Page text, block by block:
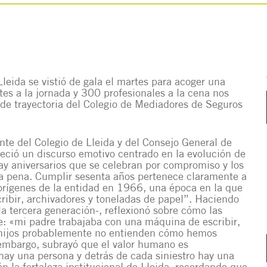
se vistió de gala el martes para acoger una
a la jornada y 300 profesionales a la cena nos
trayectoria del Colegio de Mediadores de Seguros
del Colegio de Lleida y del Consejo General de
un discurso emotivo centrado en la evolución de
aniversarios que se celebran por compromiso y los
Cumplir sesenta años pertenece claramente a
de la entidad en 1966, una época en la que
archivadores y toneladas de papel”. Haciendo
tercera generación-, reflexionó sobre cómo las
«mi padre trabajaba con una máquina de escribir,
probablemente no entienden cómo hemos
subrayó que el valor humano es
una persona y detrás de cada siniestro hay una